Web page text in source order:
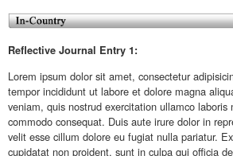
Reflective Journal Entry 1:
Lorem ipsum dolor sit amet, consectetur
tempor incididunt ut labore et dolore magna
veniam, quis nostrud exercitation ullamco laboris
commodo consequat. Duis aute irure dolor in
velit esse cillum dolore eu fugiat nulla pariatur.
cupidatat non proident, sunt in culpa qui officia